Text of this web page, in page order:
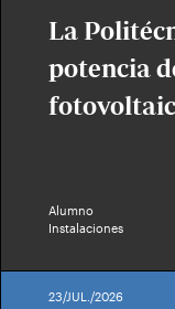
La
potencia
Alumno
Instalaciones
23/JUL./2026